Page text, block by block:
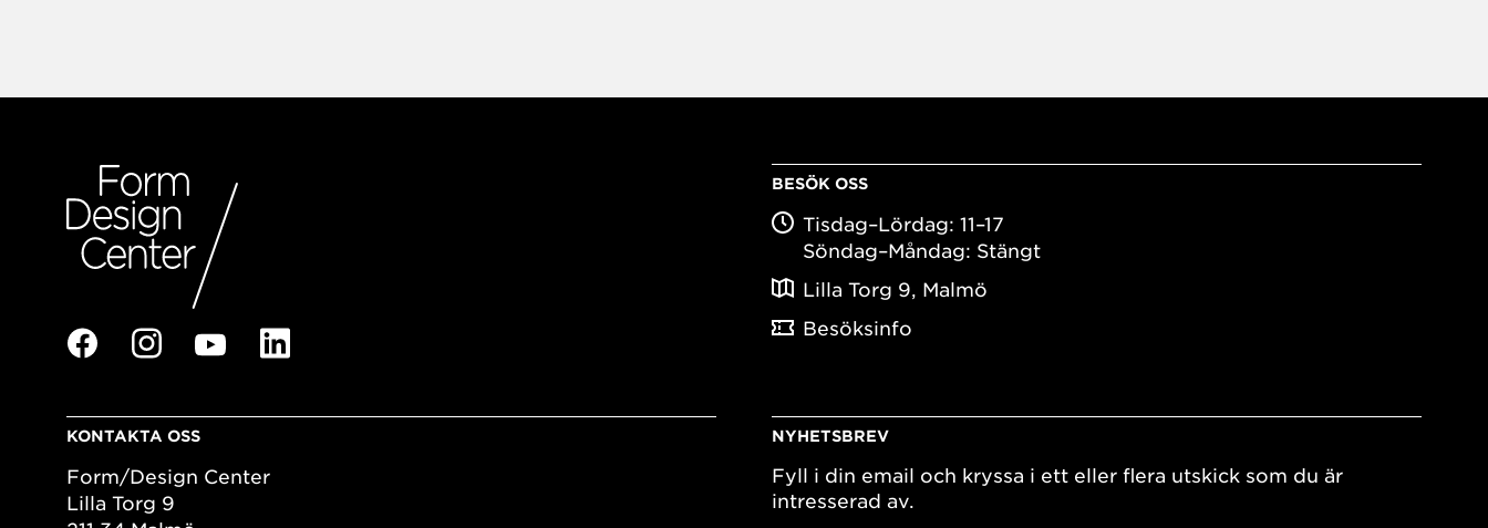
BESÖK OSS
Tisdag–Lördag: 11–17
Söndag–Måndag: Stängt
Lilla Torg 9, Malmö
Besöksinfo
KONTAKTA OSS
Form/Design Center
Lilla Torg 9
NYHETSBREV
Fyll i din email och kryssa i ett eller flera utskick som du är
intresserad av.